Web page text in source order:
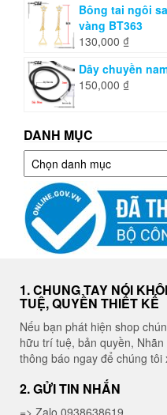
Bông tai ngôi
vàng BT363
130,000 ₫
Dây chuyền
150,000 ₫
DANH MỤC
Danh
mục
1. CHUNG TAY NÓI
TUỆ, QUYỀN THIẾT KẾ
Nếu bạn phát hiện shop
hữu trí tuệ, bản quyền,
thông báo ngay để chúng tôi
2. GỬI TIN NHẮN
=> Zalo 0938638619